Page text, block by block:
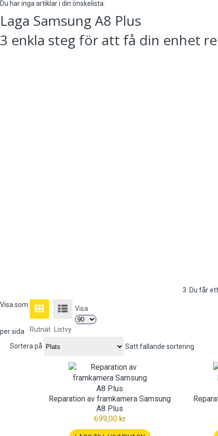
Du har inga artiklar i din önskelista.
Laga Samsung A8 Plus
3 enkla steg för att få din enhet
3. Du får
Visa som
Rutnät Listvy
Visa
per sida
Sortera på
Sätt fallande sortering
Reparation av framkamera Samsung
A8 Plus
699,00 kr